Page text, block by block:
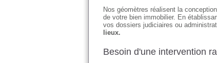
Nos géomètres réalisent la
de votre bien immobilier. En
vos dossiers judiciaires ou
lieux.
Besoin d'une intervention